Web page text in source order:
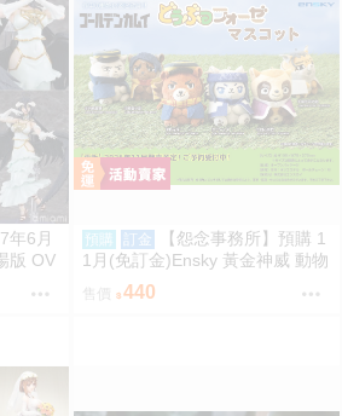
年6月
版 OV
預購 訂金
【怨念事務所】預購 1
1月(免訂金)Ensky 黃金神威 動物
模樣坐姿娃吊飾 布偶 第1彈 6款
分售 三次再販 0816
售價 440